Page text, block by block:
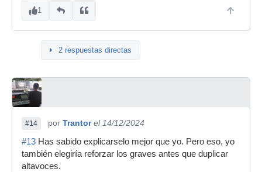
1
2 respuestas directas
#14 por Trantor el 14/12/2024
#13 Has sabido explicarselo mejor que yo. Pero eso, yo
también elegiría reforzar los graves antes que duplicar
altavoces.